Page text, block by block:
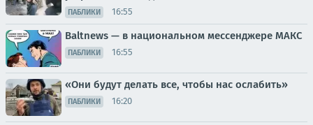
ПАБЛИКИ 16:55
Baltnews — в национальном мессенджере МАКС
ПАБЛИКИ 16:55
«Они будут делать все, чтобы нас ослабить»
ПАБЛИКИ 16:20